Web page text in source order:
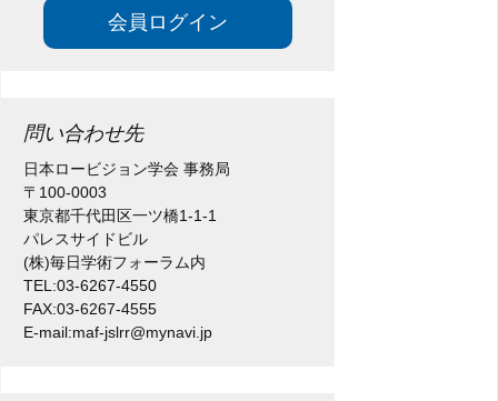
会員ログイン
問い合わせ先
日本ロービジョン学会 事務局
〒100-0003
東京都千代田区一ツ橋1-1-1
パレスサイドビル
(株)毎日学術フォーラム内
TEL:03-6267-4550
FAX:03-6267-4555
E-mail:maf-jslrr@mynavi.jp